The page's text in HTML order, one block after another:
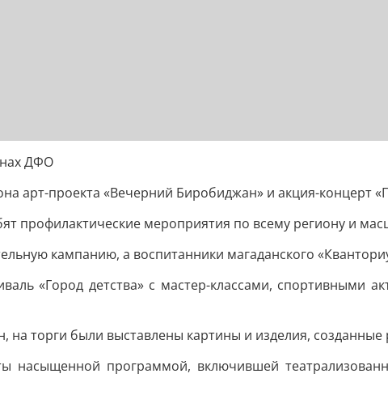
ДФО
арт-проекта «Вечерний Биробиджан» и акция-концерт
профилактические мероприятия по всему региону и
кампанию, а воспитанники магаданского
«Город детства» с мастер-классами, спортивными
на торги были выставлены картины и изделия,
насыщенной программой, включившей